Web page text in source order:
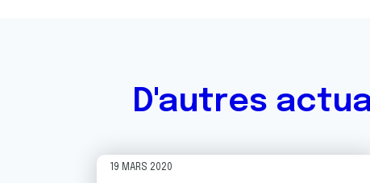
D'autres
19 MARS 2020